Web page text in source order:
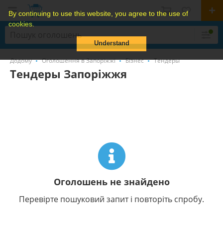
By continuing to use this website, you agree to the use of
cookies.
Understand
Додому Оголошення в Запоріжжі Бізнес Тендеры
Тендеры Запоріжжя
Оголошень не знайдено
Перевірте пошуковий запит і повторіть спробу.